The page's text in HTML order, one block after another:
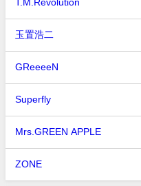
T.M.Revolution
玉置浩二
GReeeeN
Superfly
Mrs.GREEN APPLE
ZONE